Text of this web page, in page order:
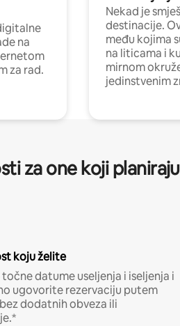
na
za rad.
Nekad je
destinacije.
među kojima
na liticama i
mirnom
jedinstvenim
za one koji
koju želite
datume useljenja i iseljenja i
ugovorite rezervaciju putem
dodatnih obveza ili